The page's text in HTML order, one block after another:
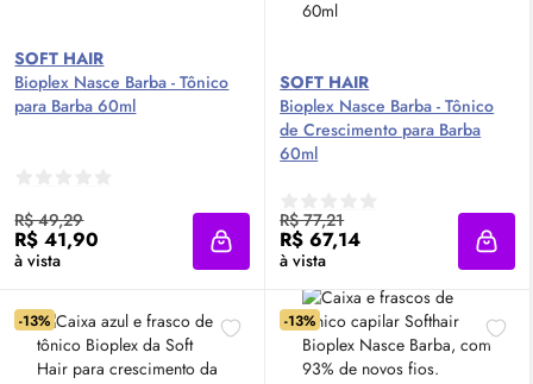
SOFT HAIR
Bioplex Nasce Barba - Tônico
para Barba 60ml
R$ 49,29
R$ 41,90
à vista Adicionar à sacola
SOFT HAIR
Bioplex Nasce Barba - Tônico
de Crescimento para Barba
60ml
R$ 77,21
R$ 67,14
à vista
-13% -13%